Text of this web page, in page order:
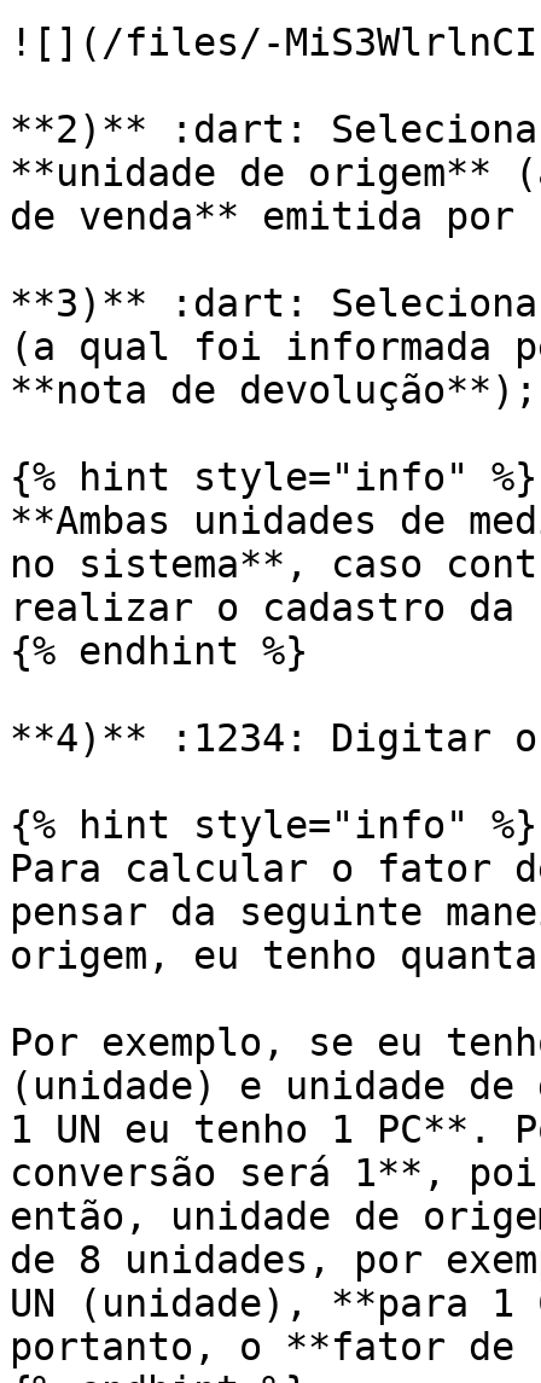
![](/files/-
**2)** :dart:
**unidade de origem**
de venda** emitida por
**3)** :dart:
(a qual foi informada
**nota de devolução**);
{% hint style="info" %}
**Ambas unidades de
no sistema**, caso
realizar o cadastro da
{% endhint %}
**4)** :1234: Digitar
{% hint style="info" %}
Para calcular o fator
pensar da seguinte
origem, eu tenho
Por exemplo, se eu
(unidade) e unidade
1 UN eu tenho 1
conversão será 1**,
então, unidade de
de 8 unidades, por
UN (unidade), **para 1
portanto, o **fator de